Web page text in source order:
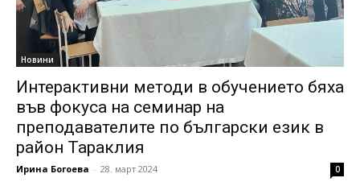
Новини
Интерактивни методи в обучението бяха
във фокуса на семинар на
преподавателите по български език в
район Тараклия
Ирина Богоева - 28. март 2024 0